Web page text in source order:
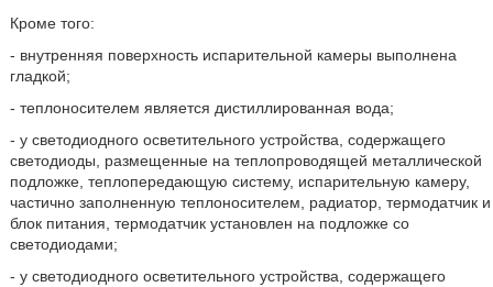
Кроме того:
- внутренняя поверхность испарительной камеры выполнена
гладкой;
- теплоносителем является дистиллированная вода;
- у светодиодного осветительного устройства, содержащего
светодиоды, размещенные на теплопроводящей металлической
подложке, теплопередающую систему, испарительную камеру,
частично заполненную теплоносителем, радиатор, термодатчик и
блок питания, термодатчик установлен на подложке со
светодиодами;
- у светодиодного осветительного устройства, содержащего